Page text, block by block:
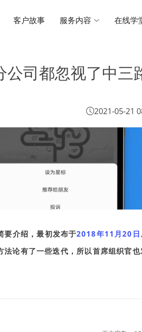
客户故事 服务内容 在线学
公司都忽视了中三
2021-05-21
要介绍，最初发布于2018年11月20日
论有了一些迭代，所以首席组织官